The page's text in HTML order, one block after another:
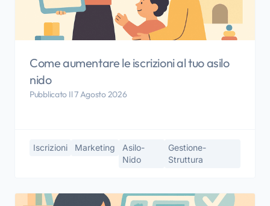
Come aumentare le iscrizioni al tuo asilo
nido
Pubblicato Il 7 Agosto 2026
Iscrizioni Marketing
Asilo-
Nido
Gestione-
Struttura